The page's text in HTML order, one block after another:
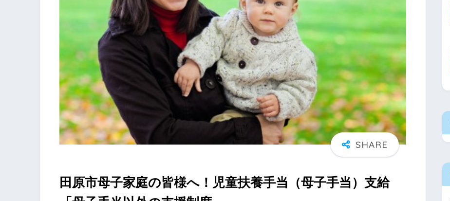
田原市母子家庭の皆様へ！児童扶養手当（母子手当）支給